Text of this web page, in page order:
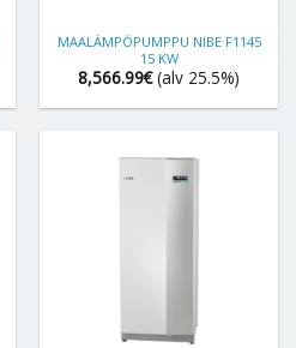
MAALÄMPÖPUMPPU NIBE F1145
15 KW
8,566.99€ (alv 25.5%)